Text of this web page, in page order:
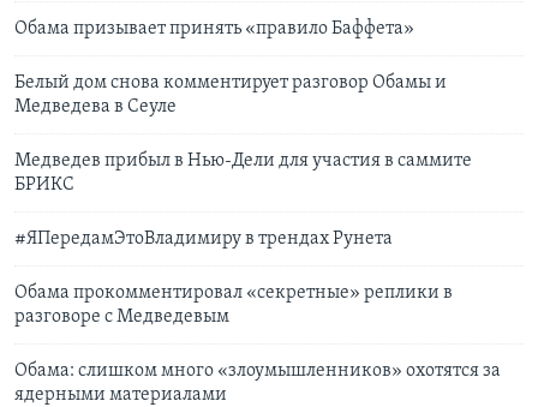
Обама призывает принять «правило Баффета»
Белый дом снова комментирует разговор Обамы и
Медведева в Сеуле
Медведев прибыл в Нью-Дели для участия в саммите
БРИКС
#ЯПередамЭтоВладимиру в трендах Рунета
Обама прокомментировал «секретные» реплики в
разговоре с Медведевым
Обама: слишком много «злоумышленников» охотятся за
ядерными материалами